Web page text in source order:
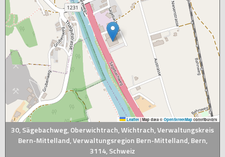
Leaflet | Map data © OpenStreetMap contributors
30, Sägebachweg, Oberwichtrach, Wichtrach, Verwaltungskreis
Bern-Mittelland, Verwaltungsregion Bern-Mittelland, Bern,
3114, Schweiz